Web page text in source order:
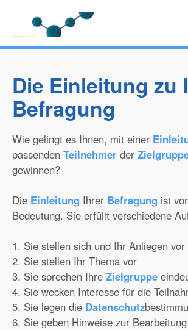
Die Einleitung zu
Befragung
Wie gelingt es Ihnen, mit einer
passenden Teilnehmer der
gewinnen?
Die Einleitung Ihrer Befragung ist
Bedeutung. Sie erfüllt verschiedene
1. Sie stellen sich und Ihr Anliegen vor
2. Sie stellen Ihr Thema vor
3. Sie sprechen Ihre Zielgruppe
4. Sie wecken Interesse für die
5. Sie legen die Datenschutz
6. Sie geben Hinweise zur